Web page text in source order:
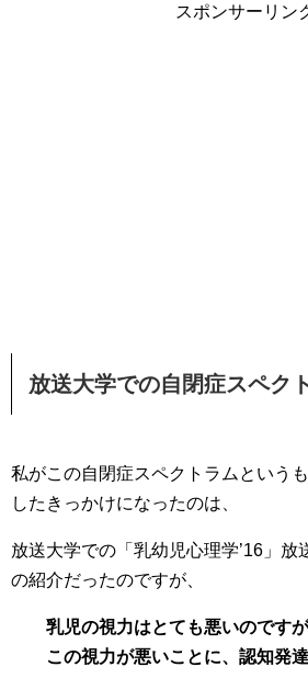
スポンサーリン
放送大学での自閉症スペク
私がこの自閉症スペクトラムという
したきっかけになったのは、
放送大学での「乳幼児心理学’16」放
の紹介だったのですが、
乳児の視力はとても悪いのですが
この視力が悪いことに、認知発達